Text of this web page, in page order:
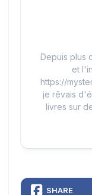
Depuis plus
et
https://
je rêvais
livres sur
SHARE